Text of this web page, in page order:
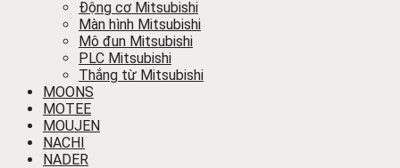
Động cơ Mitsubishi
Màn hình Mitsubishi
Mô đun Mitsubishi
PLC Mitsubishi
Thắng từ Mitsubishi
MOONS
MOTEE
MOUJEN
NACHI
NADER